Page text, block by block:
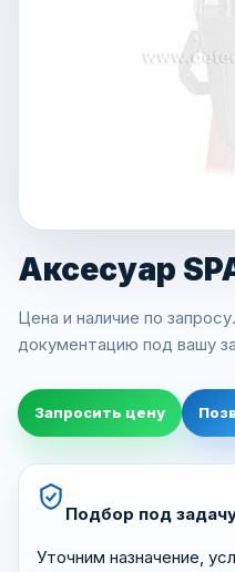
Аксесуар
Цена и наличие по
документацию под вашу
Запросить цену
Подбор под
Уточним назначение,